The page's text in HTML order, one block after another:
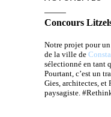
Concours
Notre projet pour
de la ville de
sélectionné en tant
Pourtant, c’est un
Gies, architectes,
paysagiste.